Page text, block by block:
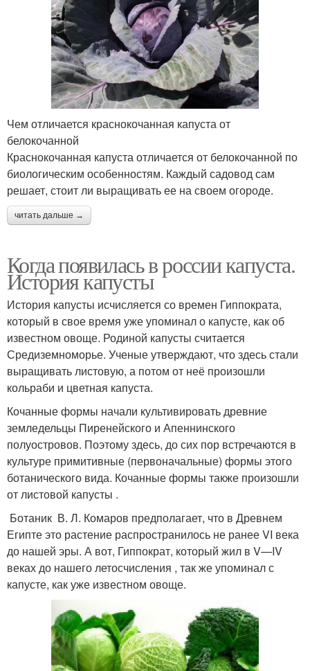
Чем отличается краснокочанная капуста от
белокочанной
Краснокочанная капуста отличается от белокочанной по
биологическим особенностям. Каждый садовод сам
решает, стоит ли выращивать ее на своем огороде.
читать дальше →
Когда появилась в россии капуста.
История капусты
История капусты исчисляется со времен Гиппократа,
который в свое время уже упоминал о капусте, как об
известном овоще. Родиной капусты считается
Средиземноморье. Ученые утверждают, что здесь стали
выращивать листовую, а потом от неё произошли
кольраби и цветная капуста.
Кочанные формы начали культивировать древние
земледельцы Пиренейского и Апеннинского
полуостровов. Поэтому здесь, до сих пор встречаются в
культуре примитивные (первоначальные) формы этого
ботанического вида. Кочанные формы также произошли
от листовой капусты .
Ботаник В. Л. Комаров предполагает, что в Древнем
Египте это растение распространилось не ранее VI века
до нашей эры. А вот, Гиппократ, который жил в V—IV
веках до нашего летосчисления , так же упоминал с
капусте, как уже известном овоще.